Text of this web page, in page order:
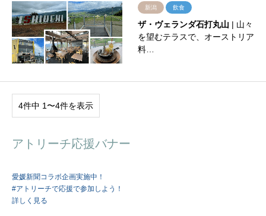
新潟 飲食
ザ・ヴェランダ石打丸山 | 山々
を望むテラスで、オーストリア
料…
4件中 1〜4件を表示
アトリーチ応援バナー
愛媛新聞コラボ企画実施中！
#アトリーチで応援で参加しよう！
詳しく見る